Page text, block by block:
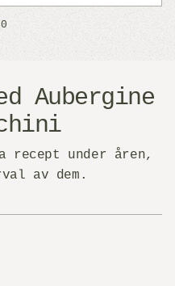
Aubergine
recept under åren,
av dem.